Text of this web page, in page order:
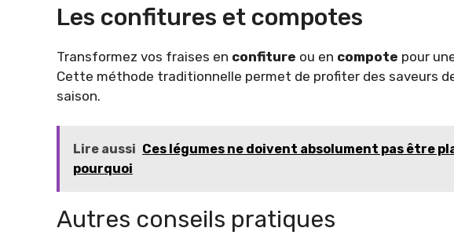
Les confitures et compotes
Transformez vos fraises en confiture ou en compote pour
Cette méthode traditionnelle permet de profiter des saveurs
saison.
Lire aussi Ces légumes ne doivent absolument pas être
pourquoi
Autres conseils pratiques